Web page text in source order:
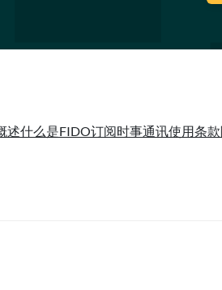
述什么是FIDO订阅时事通讯使用条款